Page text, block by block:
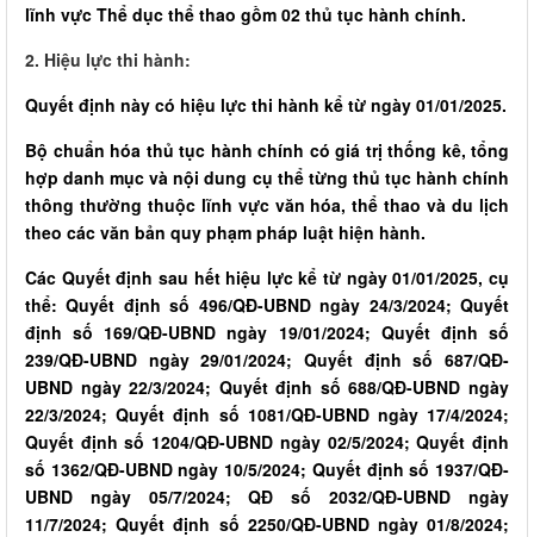
lĩnh vực Thể dục thể thao gồm 02 thủ tục hành chính.
2. Hiệu lực thi hành:
Quyết định này có hiệu lực thi hành kể từ ngày 01/01/2025.
Bộ chuẩn hóa thủ tục hành chính có giá trị thống kê, tổng
hợp danh mục và nội dung cụ thể từng thủ tục hành chính
thông thường thuộc lĩnh vực văn hóa, thể thao và du lịch
theo các văn bản quy phạm pháp luật hiện hành.
Các Quyết định sau hết hiệu lực kể từ ngày 01/01/2025, cụ
thể: Quyết định số 496/QĐ-UBND ngày 24/3/2024; Quyết
định số 169/QĐ-UBND ngày 19/01/2024; Quyết định số
239/QĐ-UBND ngày 29/01/2024; Quyết định số 687/QĐ-
UBND ngày 22/3/2024; Quyết định số 688/QĐ-UBND ngày
22/3/2024; Quyết định số 1081/QĐ-UBND ngày 17/4/2024;
Quyết định số 1204/QĐ-UBND ngày 02/5/2024; Quyết định
số 1362/QĐ-UBND ngày 10/5/2024; Quyết định số 1937/QĐ-
UBND ngày 05/7/2024; QĐ số 2032/QĐ-UBND ngày
11/7/2024; Quyết định số 2250/QĐ-UBND ngày 01/8/2024;